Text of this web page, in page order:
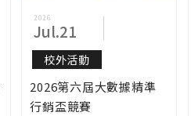
2026
Jul.21
校外活動
2026第六屆大數據精準
行銷盃競賽